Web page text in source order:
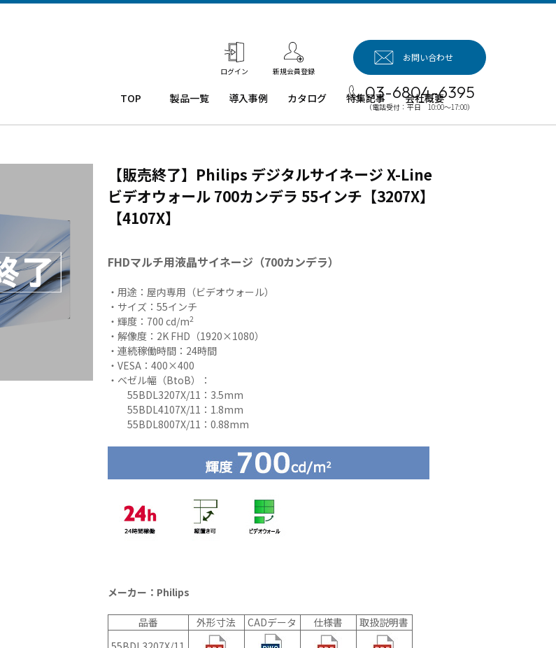
ログイン 新規会員登録
TOP 製品一覧
業務用タ
タブレッ
NF9LTA
Windows
N9LTA
タブレッ
ト TW2A-
N9LT
Windows
タブレッ
ト TW2A-
E9LT
Android
タブレッ
ト TA2C-
NF8
タブレッ
Android
タブレッ
ト TA2C-
CS8BL
ンタ
CRM
イゼ
ー
アサ
ービ
機関
向け
修理
パッ
ク
ヘル
機関
向け
導入事例
導入事例（業
サイネージほ
か）
事例：業務用
サイネージ・
ー
その他AV機
カタログ 特集記事 会社概要
お問い合わせ
03-6804-6395
（電話受付：平日 10:00～17:00）
【販売終了】Philips デジタルサイネージ X-Line
ビデオウォール 700カンデラ 55インチ【3207X】
【4107X】
FHDマルチ用液晶サイネージ（700カンデラ）
・用途：屋内専用（ビデオウォール）
・サイズ：55インチ
・輝度：700 cd/m2
・解像度：2K FHD（1920×1080）
・連続稼働時間：24時間
・VESA：400×400
・ベゼル幅（BtoB）：
55BDL3207X/11：3.5mm
55BDL4107X/11：1.8mm
55BDL8007X/11：0.88mm
メーカー：Philips
品番 外形寸法 CADデータ 仕様書
取扱説明書